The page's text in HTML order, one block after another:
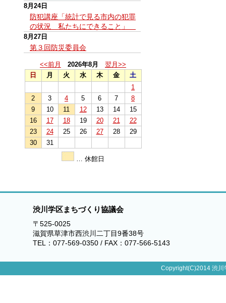
8月24日
防犯講座「統計で見る市内の犯罪
の状況 私たちにできること」
8月27日
第３回防災委員会
<<前月 2026年8月
翌月>>
日
月 火 水 木 金
土
1
2
3 4 5 6 7
8
9
10 11 12 13 14
15
16
17 18 19 20 21
22
23
24 25 26 27 28
29
30
31
… 休館日
渋川学区まちづくり協議会
〒525-0025
滋賀県草津市西渋川二丁目9番38号
TEL：077-569-0350 / FAX：077-566-5143
Copyright(C)2014 渋川